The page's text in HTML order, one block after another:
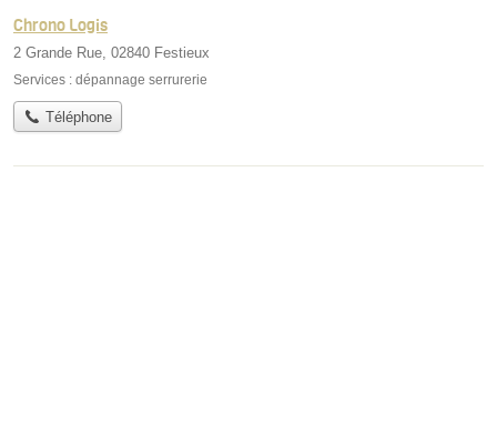
Chrono Logis
2 Grande Rue, 02840 Festieux
Services : dépannage serrurerie
Téléphone